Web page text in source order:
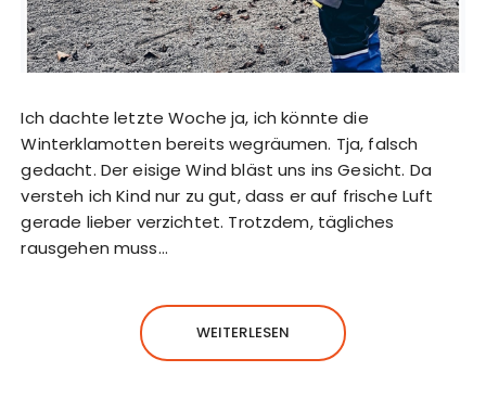
Ich dachte letzte Woche ja, ich könnte die
Winterklamotten bereits wegräumen. Tja, falsch
gedacht. Der eisige Wind bläst uns ins Gesicht. Da
versteh ich Kind nur zu gut, dass er auf frische Luft
gerade lieber verzichtet. Trotzdem, tägliches
rausgehen muss…
WEITERLESEN